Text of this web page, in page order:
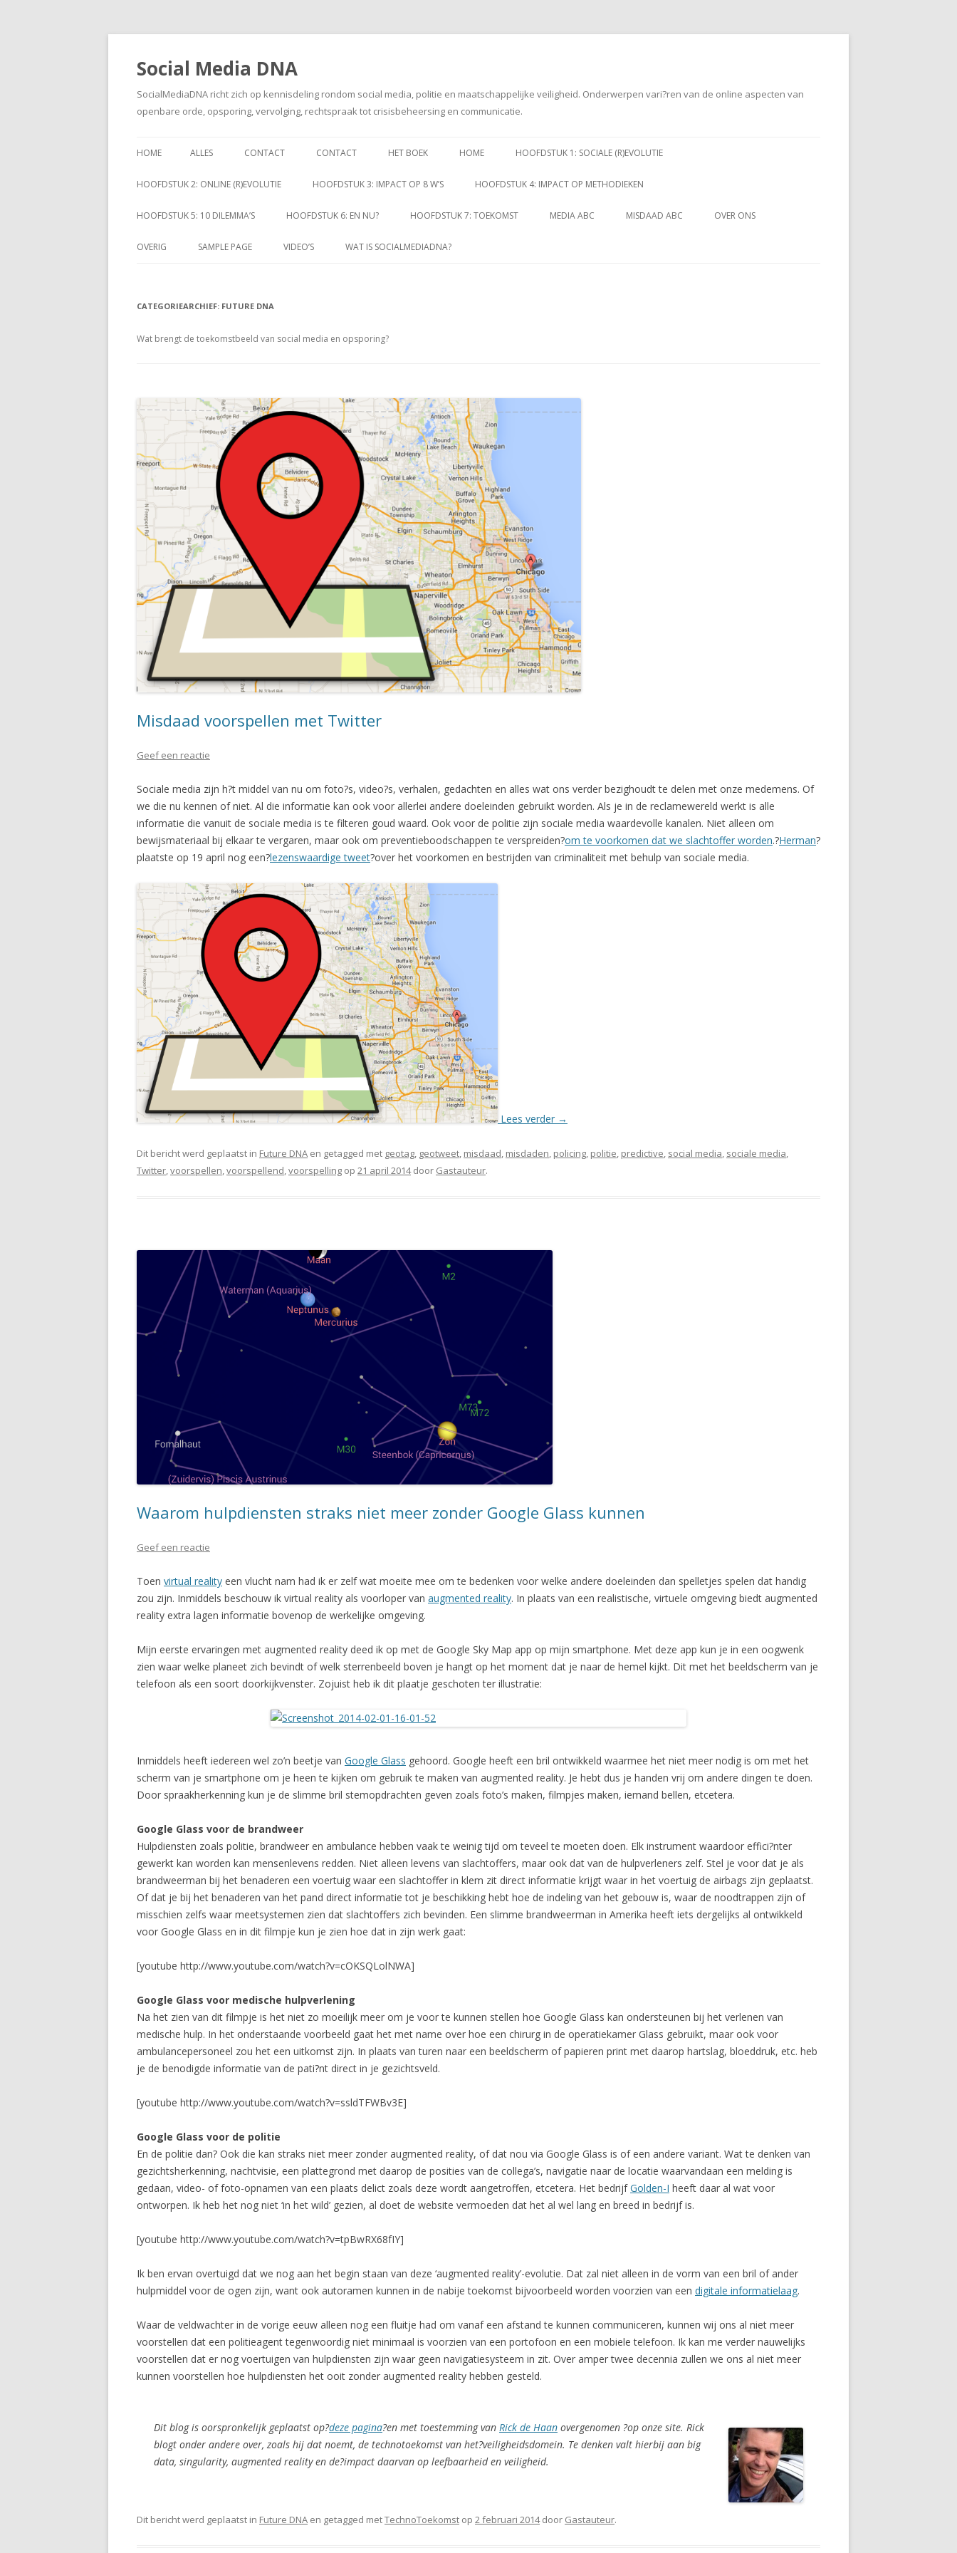
Social Media DNA
SocialMediaDNA richt zich op kennisdeling rondom social media, politie en maatschappelijke veiligheid. Onderwerpen vari?ren van de online aspecten van
openbare orde, opsporing, vervolging, rechtspraak tot crisisbeheersing en communicatie.
naar
HOME ALLES CONTACT CONTACT HET BOEK HOME HOOFDSTUK 1: SOCIALE (R)EVOLUTIE
HOOFDSTUK 2: ONLINE (R)EVOLUTIE HOOFDSTUK 3: IMPACT OP 8 W’S HOOFDSTUK 4: IMPACT OP METHODIEKEN
HOOFDSTUK 5: 10 DILEMMA’S HOOFDSTUK 6: EN NU? HOOFDSTUK 7: TOEKOMST MEDIA ABC MISDAAD ABC OVER ONS
OVERIG SAMPLE PAGE VIDEO’S WAT IS SOCIALMEDIADNA?
CATEGORIEARCHIEF: FUTURE DNA
Wat brengt de toekomstbeeld van social media en opsporing?
Misdaad voorspellen met Twitter
Geef een reactie
Sociale media zijn h?t middel van nu om foto?s, video?s, verhalen, gedachten en alles wat ons verder bezighoudt te delen met onze medemens. Of
we die nu kennen of niet. Al die informatie kan ook voor allerlei andere doeleinden gebruikt worden. Als je in de reclamewereld werkt is alle
informatie die vanuit de sociale media is te filteren goud waard. Ook voor de politie zijn sociale media waardevolle kanalen. Niet alleen om
bewijsmateriaal bij elkaar te vergaren, maar ook om preventieboodschappen te verspreiden?om te voorkomen dat we slachtoffer worden.?Herman?
plaatste op 19 april nog een?lezenswaardige tweet?over het voorkomen en bestrijden van criminaliteit met behulp van sociale media.
Lees verder →
Dit bericht werd geplaatst in Future DNA en getagged met geotag, geotweet, misdaad, misdaden, policing, politie, predictive, social media, sociale media,
Twitter,voorspellen,voorspellend,voorspelling op 21 april 2014door Gastauteur.
Waarom hulpdiensten straks niet meer zonder Google Glass kunnen
Geef een reactie
Toen virtual reality een vlucht nam had ik er zelf wat moeite mee om te bedenken voor welke andere doeleinden dan spelletjes spelen dat handig
zou zijn. Inmiddels beschouw ik virtual reality als voorloper van augmented reality. In plaats van een realistische, virtuele omgeving biedt augmented
reality extra lagen informatie bovenop de werkelijke omgeving.
Mijn eerste ervaringen met augmented reality deed ik op met de Google Sky Map app op mijn smartphone. Met deze app kun je in een oogwenk
zien waar welke planeet zich bevindt of welk sterrenbeeld boven je hangt op het moment dat je naar de hemel kijkt. Dit met het beeldscherm van je
telefoon als een soort doorkijkvenster. Zojuist heb ik dit plaatje geschoten ter illustratie:
Inmiddels heeft iedereen wel zo’n beetje van Google Glass gehoord. Google heeft een bril ontwikkeld waarmee het niet meer nodig is om met het
scherm van je smartphone om je heen te kijken om gebruik te maken van augmented reality. Je hebt dus je handen vrij om andere dingen te doen.
Door spraakherkenning kun je de slimme bril stemopdrachten geven zoals foto’s maken, filmpjes maken, iemand bellen, etcetera.
Google Glass voor de brandweer
Hulpdiensten zoals politie, brandweer en ambulance hebben vaak te weinig tijd om teveel te moeten doen. Elk instrument waardoor effici?nter
gewerkt kan worden kan mensenlevens redden. Niet alleen levens van slachtoffers, maar ook dat van de hulpverleners zelf. Stel je voor dat je als
brandweerman bij het benaderen een voertuig waar een slachtoffer in klem zit direct informatie krijgt waar in het voertuig de airbags zijn geplaatst.
Of dat je bij het benaderen van het pand direct informatie tot je beschikking hebt hoe de indeling van het gebouw is, waar de noodtrappen zijn of
misschien zelfs waar meetsystemen zien dat slachtoffers zich bevinden. Een slimme brandweerman in Amerika heeft iets dergelijks al ontwikkeld
voor Google Glass en in dit filmpje kun je zien hoe dat in zijn werk gaat:
[youtube http://www.youtube.com/watch?v=cOKSQLolNWA]
Google Glass voor medische hulpverlening
Na het zien van dit filmpje is het niet zo moeilijk meer om je voor te kunnen stellen hoe Google Glass kan ondersteunen bij het verlenen van
medische hulp. In het onderstaande voorbeeld gaat het met name over hoe een chirurg in de operatiekamer Glass gebruikt, maar ook voor
ambulancepersoneel zou het een uitkomst zijn. In plaats van turen naar een beeldscherm of papieren print met daarop hartslag, bloeddruk, etc. heb
je de benodigde informatie van de pati?nt direct in je gezichtsveld.
[youtube http://www.youtube.com/watch?v=ssldTFWBv3E]
Google Glass voor de politie
En de politie dan? Ook die kan straks niet meer zonder augmented reality, of dat nou via Google Glass is of een andere variant. Wat te denken van
gezichtsherkenning, nachtvisie, een plattegrond met daarop de posities van de collega’s, navigatie naar de locatie waarvandaan een melding is
gedaan, video- of foto-opnamen van een plaats delict zoals deze wordt aangetroffen, etcetera. Het bedrijfGolden-I heeft daar al wat voor
ontworpen. Ik heb het nog niet ‘in het wild’ gezien, al doet de website vermoeden dat het al wel lang en breed in bedrijf is.
[youtube http://www.youtube.com/watch?v=tpBwRX68fIY]
Ik ben ervan overtuigd dat we nog aan het begin staan van deze ‘augmented reality’-evolutie. Dat zal niet alleen in de vorm van een bril of ander
hulpmiddel voor de ogen zijn, want ook autoramen kunnen in de nabije toekomst bijvoorbeeld worden voorzien van een digitale informatielaag.
Waar de veldwachter in de vorige eeuw alleen nog een fluitje had om vanaf een afstand te kunnen communiceren, kunnen wij ons al niet meer
voorstellen dat een politieagent tegenwoordig niet minimaal is voorzien van een portofoon en een mobiele telefoon. Ik kan me verder nauwelijks
voorstellen dat er nog voertuigen van hulpdiensten zijn waar geen navigatiesysteem in zit. Over amper twee decennia zullen we ons al niet meer
kunnen voorstellen hoe hulpdiensten het ooit zonder augmented reality hebben gesteld.
Dit blog is oorspronkelijk geplaatst op?deze pagina?en met toestemming van Rick de Haan overgenomen ?op onze site. Rick
blogt onder andere over, zoals hij dat noemt, de technotoekomst van het?veiligheidsdomein. Te denken valt hierbij aan big
data, singularity, augmented reality en de?impact daarvan op leefbaarheid en veiligheid.
Dit bericht werd geplaatst in Future DNA en getagged metTechnoToekomst op 2 februari 2014door Gastauteur.